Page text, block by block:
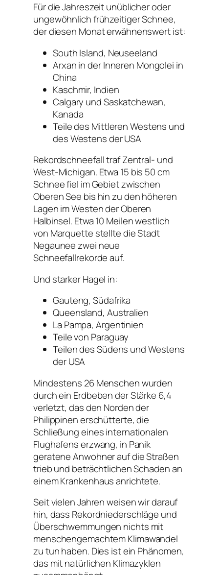
Für die Jahreszeit unüblicher oder
ungewöhnlich frühzeitiger Schnee,
der diesen Monat erwähnenswert ist:
South Island, Neuseeland
Arxan in der Inneren Mongolei in
China
Kaschmir, Indien
Calgary und Saskatchewan,
Kanada
Teile des Mittleren Westens und
des Westens der USA
Rekordschneefall traf Zentral- und
West-Michigan. Etwa 15 bis 50 cm
Schnee fiel im Gebiet zwischen
Oberen See bis hin zu den höheren
Lagen im Westen der Oberen
Halbinsel. Etwa 10 Meilen westlich
von Marquette stellte die Stadt
Negaunee zwei neue
Schneefallrekorde auf.
Und starker Hagel in:
Gauteng, Südafrika
Queensland, Australien
La Pampa, Argentinien
Teile von Paraguay
Teilen des Südens und Westens
der USA
Mindestens 26 Menschen wurden
durch ein Erdbeben der Stärke 6,4
verletzt, das den Norden der
Philippinen erschütterte, die
Schließung eines internationalen
Flughafens erzwang, in Panik
geratene Anwohner auf die Straßen
trieb und beträchtlichen Schaden an
einem Krankenhaus anrichtete.
Seit vielen Jahren weisen wir darauf
hin, dass Rekordniederschläge und
Überschwemmungen nichts mit
menschengemachtem Klimawandel
zu tun haben. Dies ist ein Phänomen,
das mit natürlichen Klimazyklen